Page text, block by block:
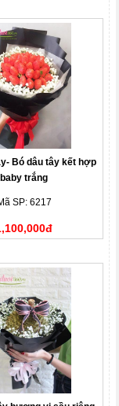
Bó dâu tây kết hợp
baby trắng
SP: 6217